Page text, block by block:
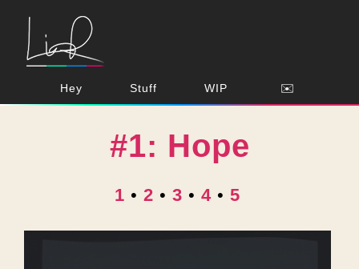
Hey Stuff WIP ✉️
#1: Hope
1 • 2 • 3 • 4 • 5